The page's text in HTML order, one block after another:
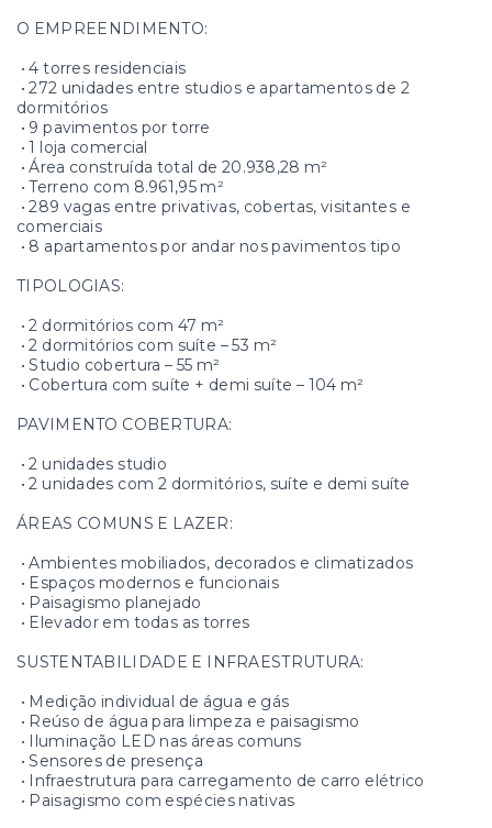
O EMPREENDIMENTO:
• 4 torres residenciais
• 272 unidades entre studios e apartamentos de 2
dormitórios
• 9 pavimentos por torre
• 1 loja comercial
• Área construída total de 20.938,28 m²
• Terreno com 8.961,95 m²
• 289 vagas entre privativas, cobertas, visitantes e
comerciais
• 8 apartamentos por andar nos pavimentos tipo
TIPOLOGIAS:
• 2 dormitórios com 47 m²
• 2 dormitórios com suíte – 53 m²
• Studio cobertura – 55 m²
• Cobertura com suíte + demi suíte – 104 m²
PAVIMENTO COBERTURA:
• 2 unidades studio
• 2 unidades com 2 dormitórios, suíte e demi suíte
ÁREAS COMUNS E LAZER:
• Ambientes mobiliados, decorados e climatizados
• Espaços modernos e funcionais
• Paisagismo planejado
• Elevador em todas as torres
SUSTENTABILIDADE E INFRAESTRUTURA:
• Medição individual de água e gás
• Reúso de água para limpeza e paisagismo
• Iluminação LED nas áreas comuns
• Sensores de presença
• Infraestrutura para carregamento de carro elétrico
• Paisagismo com espécies nativas